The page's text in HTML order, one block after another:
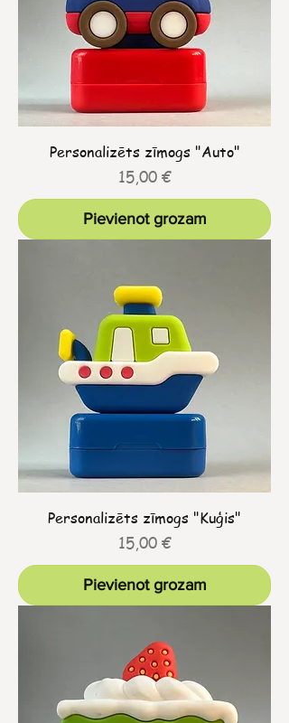
Personalizēts zīmogs "Auto"
Cena
15,00 €
Pievienot grozam
Personalizēts zīmogs "Kuģis"
Cena
15,00 €
Pievienot grozam